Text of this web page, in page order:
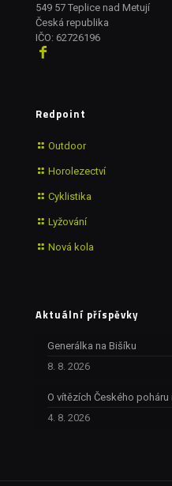
549 57 Teplice nad Metují
Česká republika
IČO: 62726196
Redpoint
Outdoor
Horolezectví
Cyklistika
Lyžování
Nová kola
Aktuální příspěvky
Generálka na Bišíku
8. 8. 2026
O vítězích Českého
4. 8. 2026